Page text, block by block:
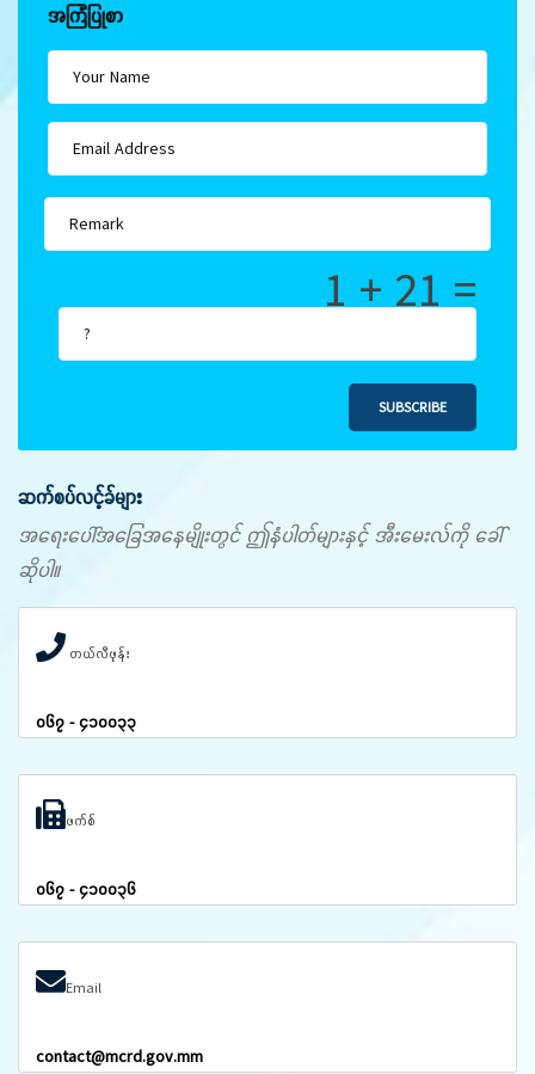
အကြံပြုစာ
1 + 21 =
SUBSCRIBE
ဆက်စပ်လင့်ခ်များ
အရေးပေါ်အခြေအနေမျိုးတွင် ဤနံပါတ်များနှင့် အီးမေးလ်ကို ခေါ်
ဆိုပါ။
တယ်လီဖုန်း
၀၆၇ - ၄၁၀၀၃၃
ဖက်စ်
၀၆၇ - ၄၁၀၀၃၆
Email
contact@mcrd.gov.mm